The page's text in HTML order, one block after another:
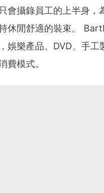
會攝錄員工的上半身
休閒舒適的裝束。
娛樂產品、DVD、手
費模式。